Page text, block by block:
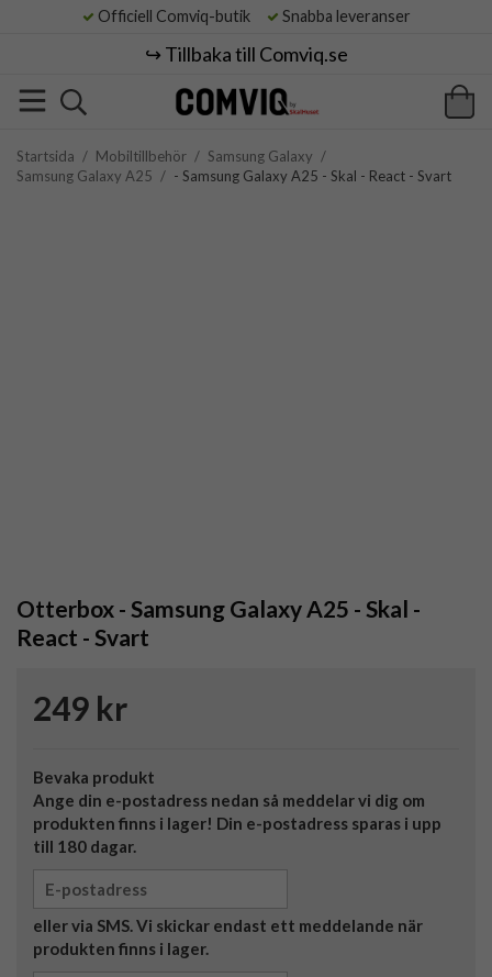
Officiell Comviq-butik Snabba leveranser
↪️ Tillbaka till Comviq.se
Startsida / Mobiltillbehör / Samsung Galaxy /
Samsung Galaxy A25 / - Samsung Galaxy A25 - Skal - React - Svart
Otterbox - Samsung Galaxy A25 - Skal -
React - Svart
249 kr
Bevaka produkt
Ange din e-postadress nedan så meddelar vi dig om
produkten finns i lager! Din e-postadress sparas i upp
till 180 dagar.
eller via SMS. Vi skickar endast ett meddelande när
produkten finns i lager.